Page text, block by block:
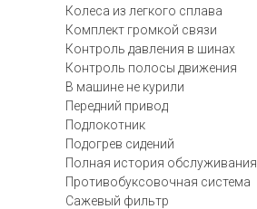
Колеса из легкого сплава
Комплект громкой связи
Контроль давления в шинах
Контроль полосы движения
В машине не курили
Передний привод
Подлокотник
Подогрев сидений
Полная история обслуживания
Противобуксовочная система
Сажевый фильтр